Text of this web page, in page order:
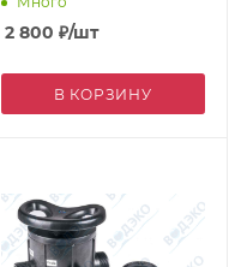
2 800 ₽/шт
В КОРЗИНУ